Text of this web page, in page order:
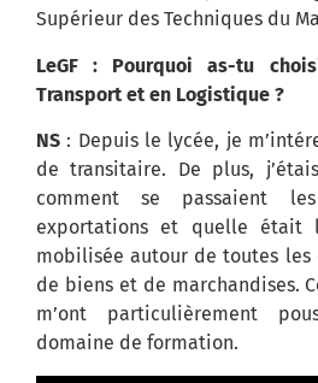
Supérieur des Techniques du
LeGF : Pourquoi as-tu
Transport et en Logistique ?
NS : Depuis le lycée, je
de transitaire. De plus,
comment se passaient
exportations et quelle était
mobilisée autour de toutes les
de biens et de marchandises.
m’ont particulièrement
domaine de formation.